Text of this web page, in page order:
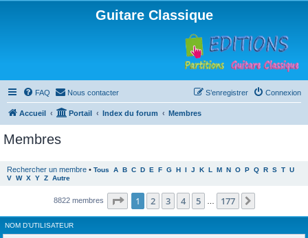
Guitare Classique
FAQ Nous contacter Connexion
S’enregistrer
Accueil Portail Index du forum Membres
Membres
Rechercher un membre • Tous A B C D E F G H I J K L M N O P Q R S T U
V W X Y Z Autre
8822 membres Page 1sur177
1 2 3 4 5 177
NOM D’UTILISATEUR